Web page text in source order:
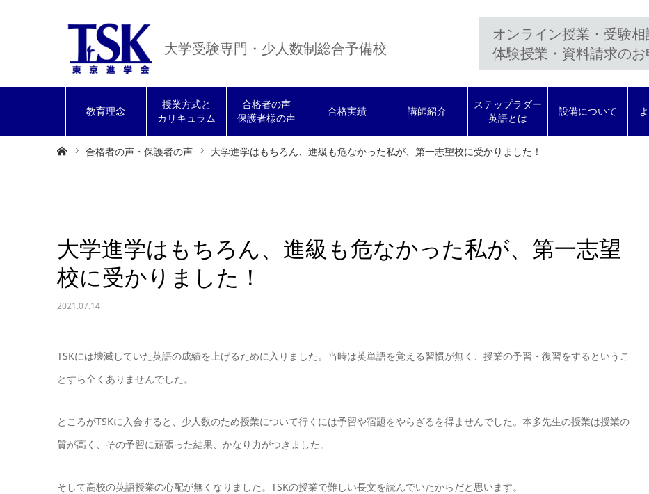
大学受験専門・少人数制総合予備校
オンライン授業・受験相
体験授業・資料請求の
教育理念
授業方式と
カリキュラム
合格者の声
保護者様の声
合格実績 講師紹介
ステップラダー
英語とは
設備について
合格者の声・保護者の声 大学進学はもちろん、進級も危なかった私が、第一志望校に受かりました！
大学進学はもちろん、進級も危なかった私が、第一志望
校に受かりました！
2021.07.14
TSKには壊滅していた英語の成績を上げるために入りました。当時は英単語を覚える習慣が無く、授業の予習・復習をするというこ
とすら全くありませんでした。
ところがTSKに入会すると、少人数のため授業について行くには予習や宿題をやらざるを得ませんでした。本多先生の授業は授業の
質が高く、その予習に頑張った結果、かなり力がつきました。
そして高校の英語授業の心配が無くなりました。TSKの授業で難しい長文を読んでいたからだと思います。